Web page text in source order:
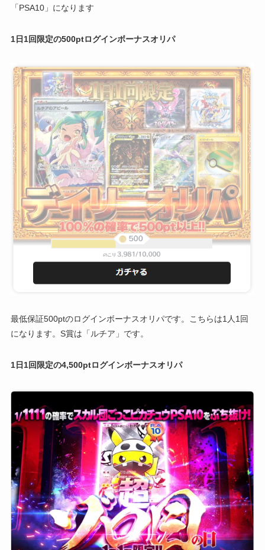
「PSA10」になります
1日1回限定の500ptログインボーナスオリパ
最低保証500ptのログインボーナスオリパです。こちらは1人1回
になります。S賞は「ルチア」です。
1日1回限定の4,500ptログインボーナスオリパ